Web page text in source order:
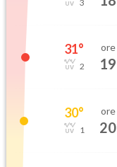
3
31°
2
ore
19
30°
1
ore
20